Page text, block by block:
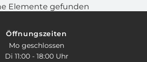
Elemente gefunden
Öffnungszeiten
Mo geschlossen
Di 11:00 - 18:00 Uhr